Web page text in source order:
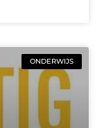
ONDERWIJS